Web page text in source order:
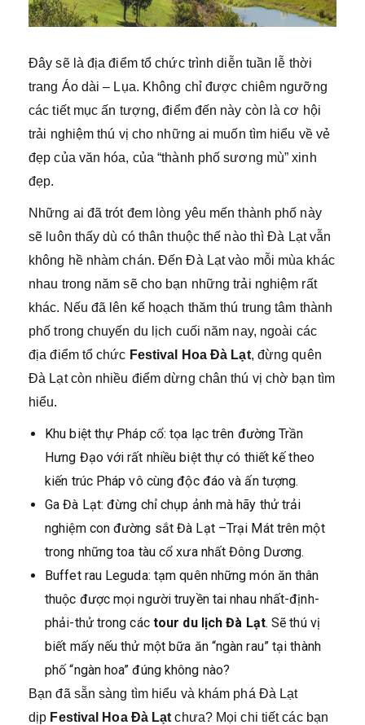
Đây sẽ là địa điểm tổ chức trình diễn tuần lễ thời
trang Áo dài – Lụa. Không chỉ được chiêm ngưỡng
các tiết mục ấn tượng, điểm đến này còn là cơ hội
trải nghiệm thú vị cho những ai muốn tìm hiểu về vẻ
đẹp của văn hóa, của “thành phố sương mù” xinh
đẹp.
Những ai đã trót đem lòng yêu mến thành phố này
sẽ luôn thấy dù có thân thuộc thế nào thì Đà Lạt vẫn
không hề nhàm chán. Đến Đà Lạt vào mỗi mùa khác
nhau trong năm sẽ cho bạn những trải nghiệm rất
khác. Nếu đã lên kế hoạch thăm thú trung tâm thành
phố trong chuyến du lịch cuối năm nay, ngoài các
địa điểm tổ chức Festival Hoa Đà Lạt, đừng quên
Đà Lạt còn nhiều điểm dừng chân thú vị chờ bạn tìm
hiểu.
Khu biệt thự Pháp cổ: tọa lạc trên đường Trần
Hưng Đạo với rất nhiều biệt thự có thiết kế theo
kiến trúc Pháp vô cùng độc đáo và ấn tượng.
Ga Đà Lạt: đừng chỉ chụp ảnh mà hãy thử trải
nghiệm con đường sắt Đà Lạt –Trại Mát trên một
trong những toa tàu cổ xưa nhất Đông Dương.
Buffet rau Leguda: tạm quên những món ăn thân
thuộc được mọi người truyền tai nhau nhất-định-
phải-thử trong các tour du lịch Đà Lạt. Sẽ thú vị
biết mấy nếu thử một bữa ăn “ngàn rau” tại thành
phố “ngàn hoa” đúng không nào?
Bạn đã sẵn sàng tìm hiểu và khám phá Đà Lạt
dịp Festival Hoa Đà Lạtchưa? Mọi chi tiết các bạn